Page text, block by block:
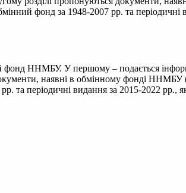
фонд за 1948-2007 рр. та
фонд ННМБУ. У першому – подається
наявні в обмінному фонді ННМБУ
та періодичні видання за 2015-2022 рр.,